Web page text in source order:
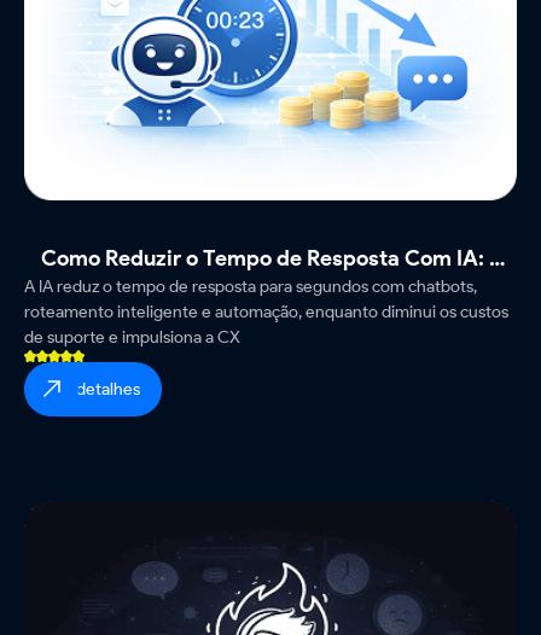
Como Reduzir o Tempo de Resposta Com IA: 7
Métodos Comprovados
A IA reduz o tempo de resposta para segundos com chatbots,
roteamento inteligente e automação, enquanto diminui os custos
de suporte e impulsiona a CX
ver detalhes